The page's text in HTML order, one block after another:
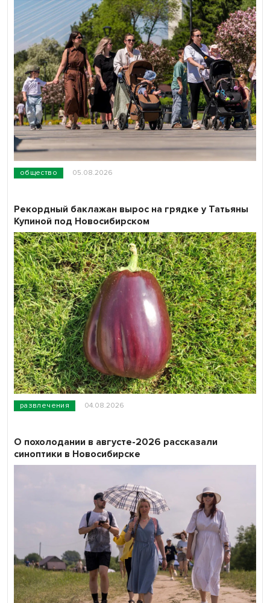
общество 05.08.2026
развлечения 04.08.2026
Рекордный баклажан вырос на грядке у Татьяны
Купиной под Новосибирском
О похолодании в августе-2026 рассказали
синоптики в Новосибирске